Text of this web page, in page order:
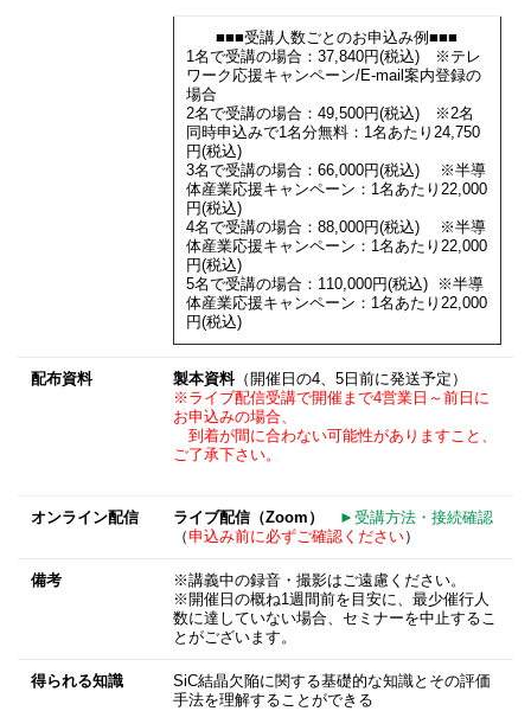
■■■受講人数ごとのお申込み例■■■
1名で受講の場合：37,840円(税込) ※テレ
ワーク応援キャンペーン/E-mail案内登録の
場合
2名で受講の場合：49,500円(税込) ※2名
同時申込みで1名分無料：1名あたり24,750
円(税込)
3名で受講の場合：66,000円(税込) ※半導
体産業応援キャンペーン：1名あたり22,000
円(税込)
4名で受講の場合：88,000円(税込) ※半導
体産業応援キャンペーン：1名あたり22,000
円(税込)
5名で受講の場合：110,000円(税込) ※半導
体産業応援キャンペーン：1名あたり22,000
円(税込)
配布資料 製本資料（開催日の4、5日前に発送予定）
※ライブ配信受講で開催まで4営業日～前日に
お申込みの場合、
到着が間に合わない可能性がありますこと、
ご了承下さい。
オンライン配信 ライブ配信（Zoom）
►受講方法・接続確認
（申込み前に必ずご確認ください）
備考
※講義中の録音・撮影はご遠慮ください。
※開催日の概ね1週間前を目安に、最少催行人
数に達していない場合、セミナーを中止するこ
とがございます。
得られる知識
SiC結晶欠陥に関する基礎的な知識とその評価
手法を理解することができる